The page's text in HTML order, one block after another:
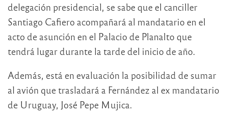
delegación presidencial, se sabe que el canciller
Santiago Cafiero acompañará al mandatario en el
acto de asunción en el Palacio de Planalto que
tendrá lugar durante la tarde del inicio de año.
Además, está en evaluación la posibilidad de sumar
al avión que trasladará a Fernández al ex mandatario
de Uruguay, José Pepe Mujica.